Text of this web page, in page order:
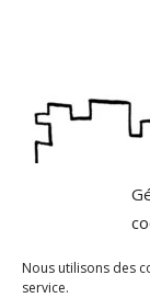
Nous utilisons des
service.